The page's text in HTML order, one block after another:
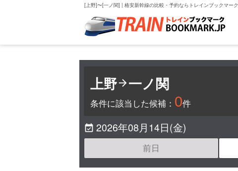
[上野]〜[一ノ関] | 格安新幹線の比較・予約ならトレインブックマーク
上野一ノ関
条件に該当した候補： 0件
 2026年08月14日(金)
前日